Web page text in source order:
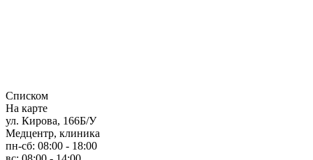
Списком
На карте
ул. Кирова, 166Б/У
Медцентр, клиника
пн-сб: 08:00 - 18:00